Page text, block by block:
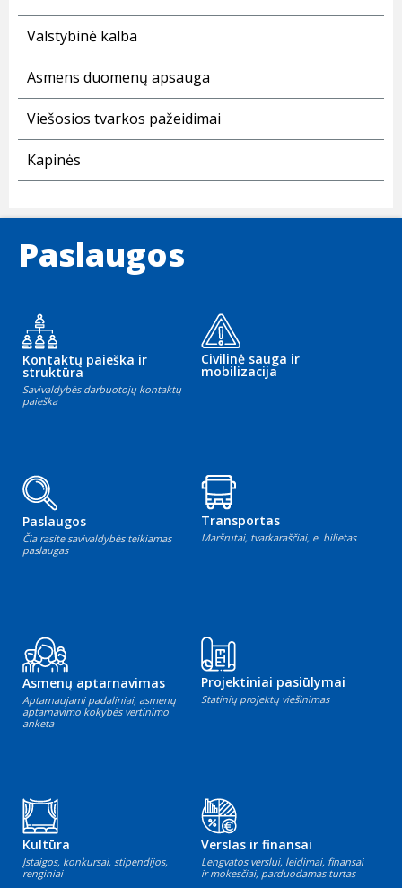
Valstybinė kalba
Asmens duomenų apsauga
Viešosios tvarkos pažeidimai
Kapinės
Paslaugos
Kontaktų paieška ir
struktūra
Savivaldybės darbuotojų kontaktų
paieška
Civilinė sauga ir
mobilizacija
Paslaugos
Čia rasite savivaldybės teikiamas
paslaugas
Transportas
Maršrutai, tvarkaraščiai, e. bilietas
Asmenų aptarnavimas
Aptarnaujami padaliniai, asmenų
aptarnavimo kokybės vertinimo
anketa
Projektiniai pasiūlymai
Statinių projektų viešinimas
Kultūra
Įstaigos, konkursai, stipendijos,
renginiai
Verslas ir finansai
Lengvatos verslui, leidimai, finansai
ir mokesčiai, parduodamas turtas